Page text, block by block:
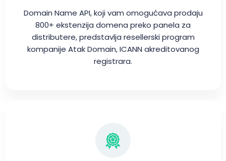
Domain Name API, koji vam omogućava prodaju
800+ ekstenzija domena preko panela za
distributere, predstavlja resellerski program
kompanije Atak Domain, ICANN akreditovanog
registrara.